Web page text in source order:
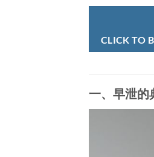
CLICK TO
一、早泄的